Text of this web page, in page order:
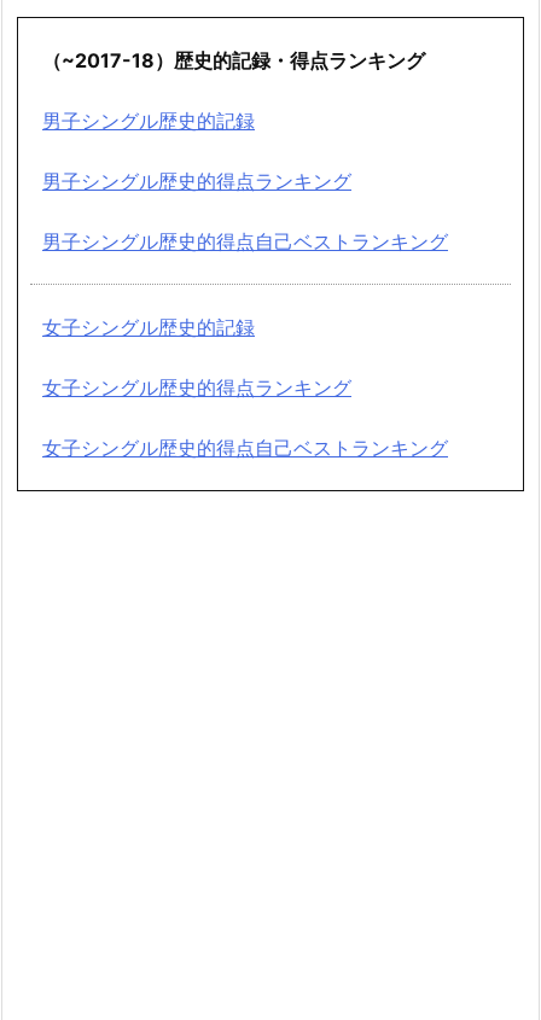
（~2017-18）歴史的記録・得点ランキング
男子シングル歴史的記録
男子シングル歴史的得点ランキング
男子シングル歴史的得点自己ベストランキング
女子シングル歴史的記録
女子シングル歴史的得点ランキング
女子シングル歴史的得点自己ベストランキング